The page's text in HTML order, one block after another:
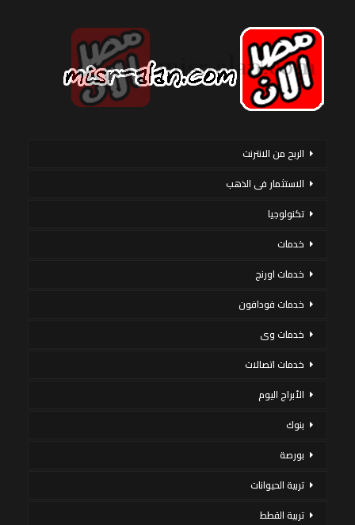
الربح من الانترنت
الاستثمار فى الذهب
تكنولوجيا
خدمات
خدمات اورنج
خدمات فودافون
خدمات وى
خدمات اتصالات
الأبراج اليوم
بنوك
بورصة
تربية الحيوانات
تربية القطط